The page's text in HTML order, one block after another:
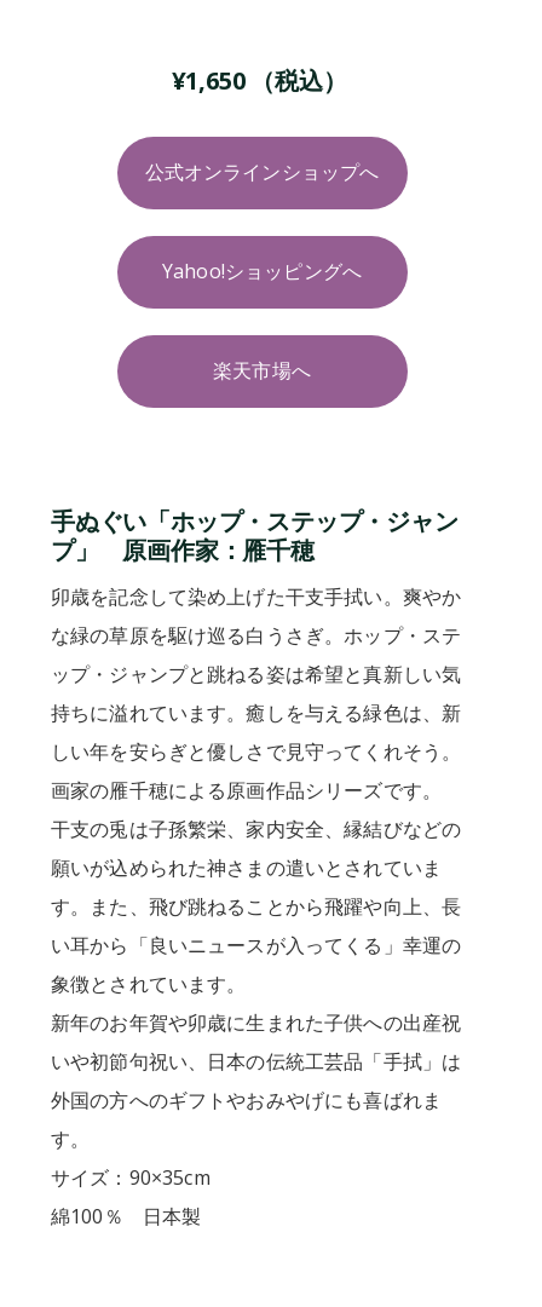
¥1,650 （税込）
公式オンラインショップへ
Yahoo!ショッピングへ
楽天市場へ
手ぬぐい「ホップ・ステップ・ジャン
プ」 原画作家：雁千穂
卯歳を記念して染め上げた干支手拭い。爽やか
な緑の草原を駆け巡る白うさぎ。ホップ・ステ
ップ・ジャンプと跳ねる姿は希望と真新しい気
持ちに溢れています。癒しを与える緑色は、新
しい年を安らぎと優しさで見守ってくれそう。
画家の雁千穂による原画作品シリーズです。
干支の兎は子孫繁栄、家内安全、縁結びなどの
願いが込められた神さまの遣いとされていま
す。また、飛び跳ねることから飛躍や向上、長
い耳から「良いニュースが入ってくる」幸運の
象徴とされています。
新年のお年賀や卯歳に生まれた子供への出産祝
いや初節句祝い、日本の伝統工芸品「手拭」は
外国の方へのギフトやおみやげにも喜ばれま
す。
サイズ：90×35cm
綿100％ 日本製